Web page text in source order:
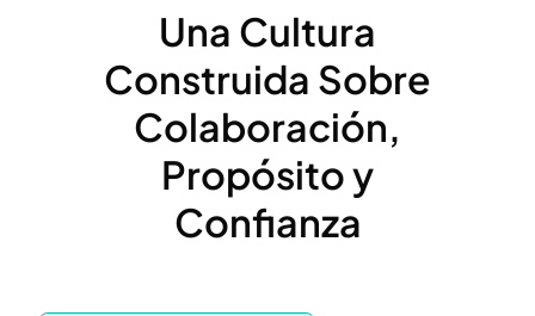
Una Cultura
Construida Sobre
Colaboración,
Propósito y
Confianza